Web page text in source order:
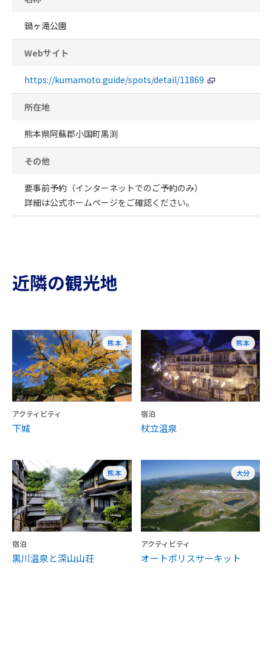
鍋ヶ滝公園
Webサイト
https://kumamoto.guide/spots/detail/11869
所在地
熊本県阿蘇郡小国町黒渕
その他
要事前予約（インターネットでのご予約のみ）
詳細は公式ホームページをご確認ください。
近隣の観光地
熊本
アクティビティ
下城
熊本
宿泊
杖立温泉
熊本
宿泊
黒川温泉と深山山荘
大分
アクティビティ
オートポリスサーキット